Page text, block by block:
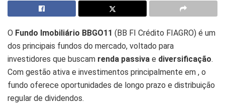
O Fundo Imobiliário BBGO11 (BB FI Crédito FIAGRO) é um
dos principais fundos do mercado, voltado para
investidores que buscam renda passiva e diversificação.
Com gestão ativa e investimentos principalmente em , o
fundo oferece oportunidades de longo prazo e distribuição
regular de dividendos.